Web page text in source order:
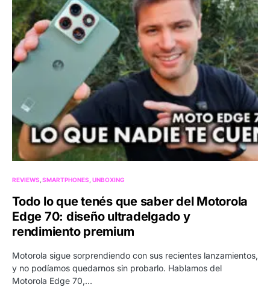
REVIEWS SMARTPHONES UNBOXING
Todo lo que tenés que saber del Motorola
Edge 70: diseño ultradelgado y
rendimiento premium
Motorola sigue sorprendiendo con sus recientes lanzamientos,
y no podíamos quedarnos sin probarlo. Hablamos del
Motorola Edge 70,…